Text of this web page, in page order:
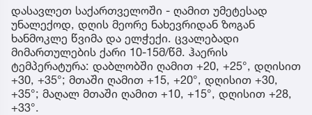
დასავლეთ საქართველოში - ღამით უმეტესად
უნალექოდ, დღის მეორე ნახევრიდან ზოგან
ხანმოკლე წვიმა და ელჭექი. ცვალებადი
მიმართულების ქარი 10-15მ/წმ. ჰაერის
ტემპერატურა: დაბლობში ღამით +20, +25°, დღისით
+30, +35°; მთაში ღამით +15, +20°, დღისით +30,
+35°; მაღალ მთაში ღამით +10, +15°, დღისით +28,
+33°.